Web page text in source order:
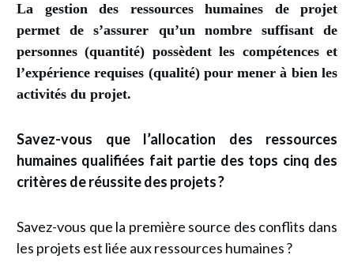
La gestion des ressources humaines de projet
permet de s’assurer qu’un nombre suffisant de
personnes (quantité) possèdent les compétences et
l’expérience requises (qualité) pour mener à bien les
activités du projet.
Savez-vous que l’allocation des ressources
humaines qualifiées fait partie des tops cinq des
critères de réussite des projets ?
Savez-vous que la première source des conflits dans
les projets est liée aux ressources humaines ?